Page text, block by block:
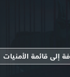
إلى قائمة الأمنيات